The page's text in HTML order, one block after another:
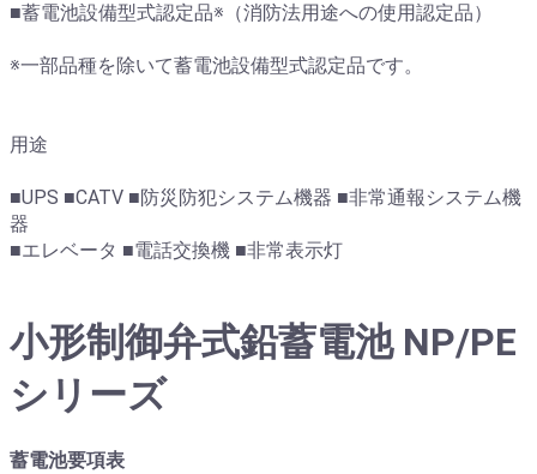
■蓄電池設備型式認定品※（消防法用途への使用認定品）
※一部品種を除いて蓄電池設備型式認定品です。
用途
■UPS ■CATV ■防災防犯システム機器 ■非常通報システム機
器
■エレベータ ■電話交換機 ■非常表示灯
小形制御弁式鉛蓄電池 NP/PE
シリーズ
蓄電池要項表